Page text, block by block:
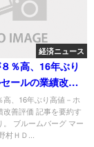
経済ニュース
％高、16年ぶり
ールの業績改善
高、16年ぶり高値－ホ
改善評価 記事を要約す
。 ブルームバーグ マー
ＨＤ...